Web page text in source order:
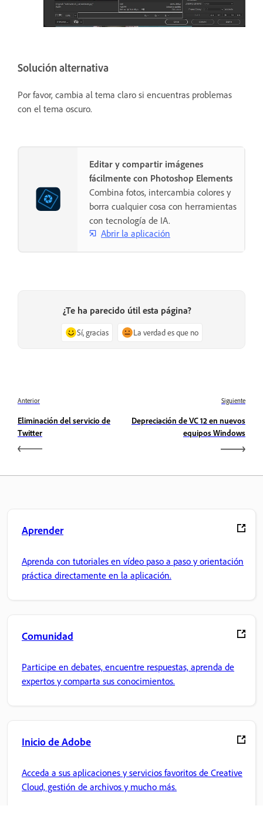
Solución alternativa
Por favor, cambia al tema claro si encuentras problemas
con el tema oscuro.
Editar y compartir imágenes
fácilmente con Photoshop Elements
Combina fotos, intercambia colores y
borra cualquier cosa con herramientas
con tecnología de IA.
Abrir la aplicación
¿Te ha parecido útil esta página?
Sí, gracias La verdad es que no
Anterior
Eliminación del servicio de
Twitter
Siguiente
Depreciación de VC 12 en nuevos
equipos Windows
Aprender
Aprenda con tutoriales en vídeo paso a paso y orientación
práctica directamente en la aplicación.
Comunidad
Participe en debates, encuentre respuestas, aprenda de
expertos y comparta sus conocimientos.
Inicio de Adobe
Acceda a sus aplicaciones y servicios favoritos de Creative
Cloud, gestión de archivos y mucho más.